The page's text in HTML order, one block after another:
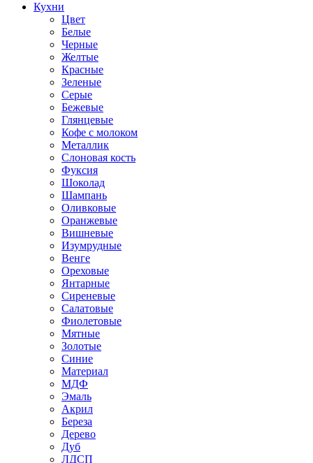
Кухни
Цвет
Белые
Черные
Желтые
Красные
Зеленые
Серые
Бежевые
Глянцевые
Кофе с молоком
Металлик
Слоновая кость
Фуксия
Шоколад
Шампань
Оливковые
Оранжевые
Вишневые
Изумрудные
Венге
Ореховые
Янтарные
Сиреневые
Салатовые
Фиолетовые
Мятные
Золотые
Синие
Материал
МДФ
Эмаль
Акрил
Береза
Дерево
Дуб
ЛДСП